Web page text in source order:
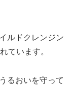
ルドクレンジン
ています。
るおいを守って